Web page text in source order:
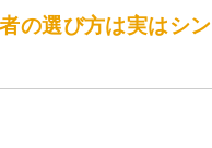
の選び方は実はシ